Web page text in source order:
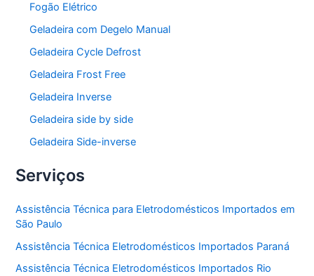
Fogão Elétrico
Geladeira com Degelo Manual
Geladeira Cycle Defrost
Geladeira Frost Free
Geladeira Inverse
Geladeira side by side
Geladeira Side-inverse
Serviços
Assistência Técnica para Eletrodomésticos Importados em
São Paulo
Assistência Técnica Eletrodomésticos Importados Paraná
Assistência Técnica Eletrodomésticos Importados Rio